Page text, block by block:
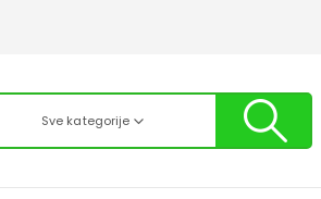
Sve kategorije